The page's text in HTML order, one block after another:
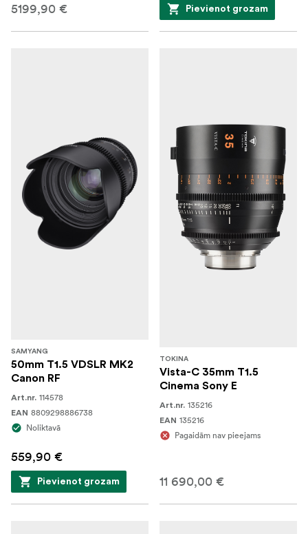
5199,90 € Pievienot grozam
SAMYANG
50mm T1.5 VDSLR MK2
Canon RF
Art.nr. 114578
EAN 8809298886738
Noliktavā
559,90 €
Pievienot grozam
TOKINA
Vista-C 35mm T1.5
Cinema Sony E
Art.nr. 135216
EAN 135216
Pagaidām nav pieejams
11 690,00 €